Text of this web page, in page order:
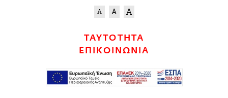
ΤΑΥΤΟΤΗΤΑ
ΕΠΙΚΟΙΝΩΝΙΑ